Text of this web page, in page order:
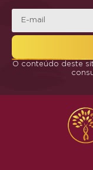
O conteúdo deste